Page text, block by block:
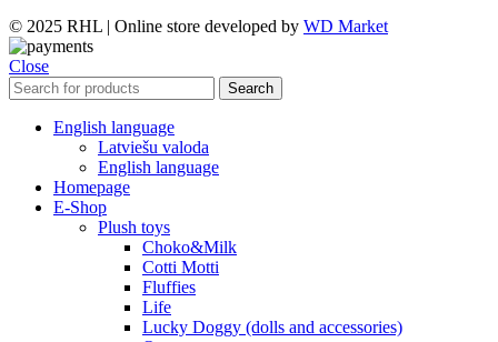
© 2025 RHL | Online store developed by WD Market
Close
Search
English language
Latviešu valoda
English language
Homepage
E-Shop
Plush toys
Choko&Milk
Cotti Motti
Fluffies
Life
Lucky Doggy (dolls and accessories)